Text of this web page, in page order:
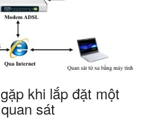
khi lắp đặt một
sát